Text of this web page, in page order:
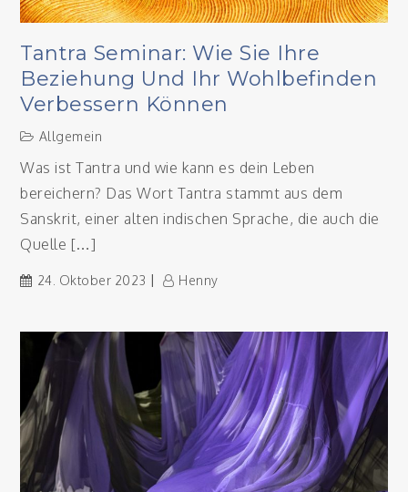
Tantra Seminar: Wie Sie Ihre
Beziehung Und Ihr Wohlbefinden
Verbessern Können
Allgemein
Was ist Tantra und wie kann es dein Leben
bereichern? Das Wort Tantra stammt aus dem
Sanskrit, einer alten indischen Sprache, die auch die
Quelle […]
24. Oktober 2023 Henny